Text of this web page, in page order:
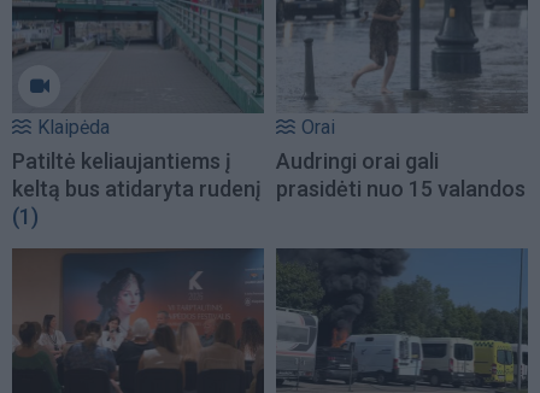
Klaipėda
Patiltė keliaujantiems į
keltą bus atidaryta rudenį
(1)
Orai
Audringi orai gali
prasidėti nuo 15 valandos